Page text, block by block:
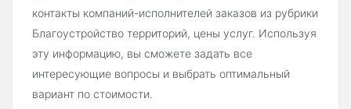
контакты компаний-исполнителей заказов из рубрики
Благоустройство территорий, цены услуг. Используя
эту информацию, вы сможете задать все
интересующие вопросы и выбрать оптимальный
вариант по стоимости.